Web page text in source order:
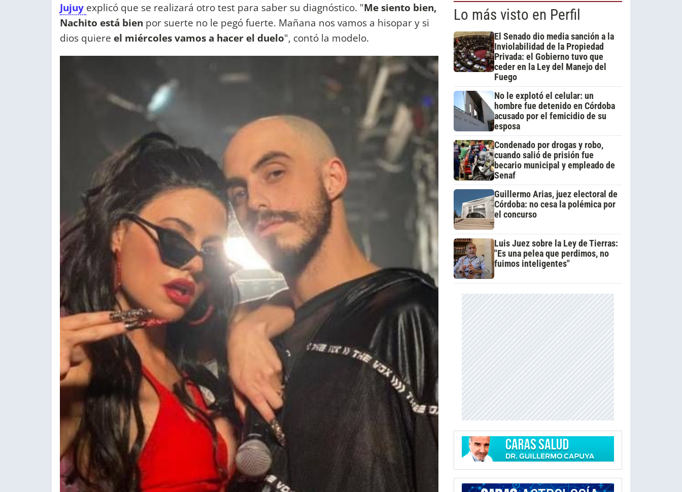
Jujuy explicó que se realizará otro test para saber su diagnóstico. "Me siento bien,
Nachito está bien por suerte no le pegó fuerte. Mañana nos vamos a hisopar y si
dios quiere el miércoles vamos a hacer el duelo", contó la modelo.
Lo más visto en Perfil
El Senado dio media sanción a la
Inviolabilidad de la Propiedad
Privada: el Gobierno tuvo que
ceder en la Ley del Manejo del
Fuego
No le explotó el celular: un
hombre fue detenido en Córdoba
acusado por el femicidio de su
esposa
Condenado por drogas y robo,
cuando salió de prisión fue
becario municipal y empleado de
Senaf
Guillermo Arias, juez electoral de
Córdoba: no cesa la polémica por
el concurso
Luis Juez sobre la Ley de Tierras:
"Es una pelea que perdimos, no
fuimos inteligentes"